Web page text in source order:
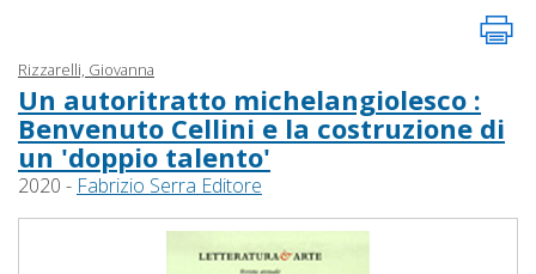
Rizzarelli, Giovanna
Un autoritratto michelangiolesco :
Benvenuto Cellini e la costruzione di
un 'doppio talento'
2020 - Fabrizio Serra Editore